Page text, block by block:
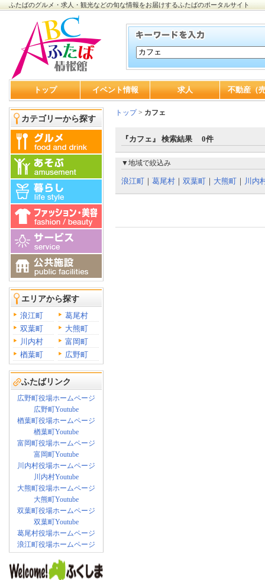
ふたばのグルメ・求人・観光などの旬な情報をお届けするふたばのポータルサイト
トップ イベント情報 求人 不動産（
カテゴリーから探す
エリアから探す
浪江町
葛尾村
双葉町
大熊町
川内村
富岡町
楢葉町
広野町
ふたばリンク
広野町役場ホームページ
広野町Youtube
楢葉町役場ホームページ
楢葉町Youtube
富岡町役場ホームページ
富岡町Youtube
川内村役場ホームページ
川内村Youtube
大熊町役場ホームページ
大熊町Youtube
双葉町役場ホームページ
双葉町Youtube
葛尾村役場ホームページ
浪江町役場ホームページ
トップ> カフェ
『カフェ』 検索結果 0件
▼地域で絞込み
浪江町 ｜ 葛尾村 ｜ 双葉町 ｜ 大熊町 ｜ 川内